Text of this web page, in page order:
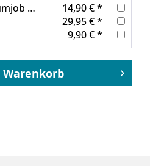
In 10 Tagen zum Traumjob in Medien und PR
14,90 € *
29,95 € *
9,90 € *
Warenkorb